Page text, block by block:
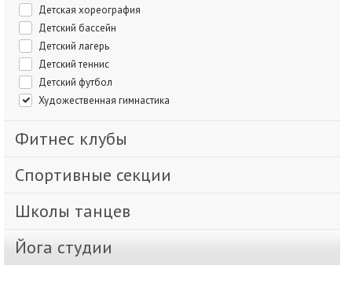
Детская хореография
Детский бассейн
Детский лагерь
Детский теннис
Детский футбол
Художественная гимнастика
Фитнес клубы
Спортивные секции
Школы танцев
Йога студии